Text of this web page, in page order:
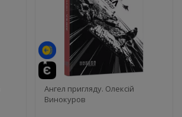
Ангел пригляду. Олексій
Винокуров